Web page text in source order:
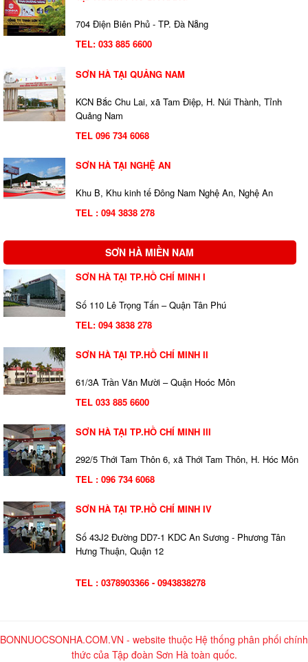
704 Điện Biên Phủ - TP. Đà Nẵng
TEL: 033 885 6600
SƠN HÀ TẠI QUẢNG NAM
KCN Bắc Chu Lai, xã Tam Điệp, H. Núi Thành, Tỉnh
Quảng Nam
TEL 096 734 6068
SƠN HÀ TẠI NGHỆ AN
Khu B, Khu kinh tế Đông Nam Nghệ An, Nghệ An
TEL : 094 3838 278
SƠN HÀ MIỀN NAM
SƠN HÀ TẠI TP.HỒ CHÍ MINH I
Số 110 Lê Trọng Tấn – Quận Tân Phú
TEL: 094 3838 278
SƠN HÀ TẠI TP.HỒ CHÍ MINH II
61/3A Trần Văn Mười – Quận Hoóc Môn
TEL 033 885 6600
SƠN HÀ TẠI TP.HỒ CHÍ MINH III
292/5 Thới Tam Thôn 6, xã Thới Tam Thôn, H. Hóc Môn
TEL : 096 734 6068
SƠN HÀ TẠI TP.HỒ CHÍ MINH IV
Số 43J2 Đường DD7-1 KDC An Sương - Phương Tân
Hưng Thuận, Quận 12
TEL : 0378903366 - 0943838278
BONNUOCSONHA.COM.VN - website thuộc Hệ thống phân phối chính
thức của Tập đoàn Sơn Hà toàn quốc.